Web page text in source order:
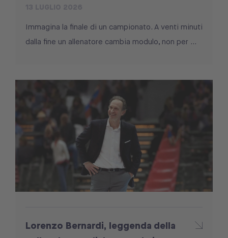
Immagina la finale di un campionato. A venti minuti
dalla fine un allenatore cambia modulo, non per ...
Lorenzo Bernardi, leggenda della